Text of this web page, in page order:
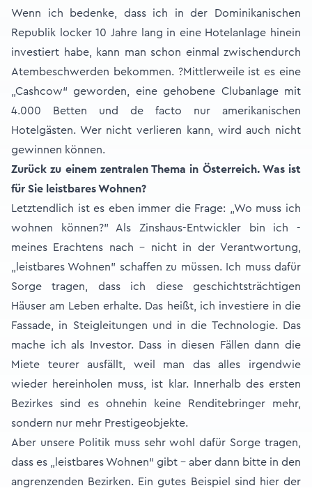
Wenn ich bedenke, dass ich in der Dominikanischen
Republik locker 10 Jahre lang in eine Hotelanlage hinein
investiert habe, kann man schon einmal zwischendurch
Atembeschwerden bekommen. ?Mittlerweile ist es eine
„Cashcow“ geworden, eine gehobene Clubanlage mit
4.000 Betten und de facto nur amerikanischen
Hotelgästen. Wer nicht verlieren kann, wird auch nicht
gewinnen können.
Zurück zu einem zentralen Thema in Österreich. Was ist
für Sie leistbares Wohnen?
Letztendlich ist es eben immer die Frage: „Wo muss ich
wohnen können?” Als Zinshaus-Entwickler bin ich -
meines Erachtens nach - nicht in der Verantwortung,
„leistbares Wohnen” schaffen zu müssen. Ich muss dafür
Sorge tragen, dass ich diese geschichtsträchtigen
Häuser am Leben erhalte. Das heißt, ich investiere in die
Fassade, in Steigleitungen und in die Technologie. Das
mache ich als Investor. Dass in diesen Fällen dann die
Miete teurer ausfällt, weil man das alles irgendwie
wieder hereinholen muss, ist klar. Innerhalb des ersten
Bezirkes sind es ohnehin keine Renditebringer mehr,
sondern nur mehr Prestigeobjekte.
Aber unsere Politik muss sehr wohl dafür Sorge tragen,
dass es „leistbares Wohnen“ gibt – aber dann bitte in den
angrenzenden Bezirken. Ein gutes Beispiel sind hier der